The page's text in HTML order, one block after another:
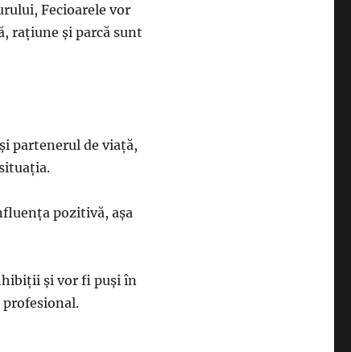
Fecioarele vor
rațiune și parcă sunt
partenerul de viață,
pozitivă, așa
și vor fi puși în